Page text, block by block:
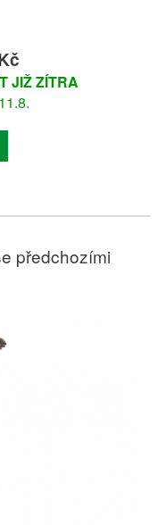
JIŽ ZÍTRA
předchozími